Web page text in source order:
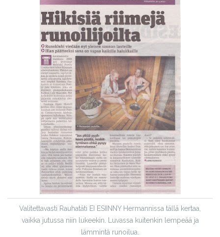
Valitettavasti Rauhatäti EI ESIINNY Hermannissa tällä kertaa,
vaikka jutussa niin lukeekin. Luvassa kuitenkin lempeää ja
lämmintä runoilua.